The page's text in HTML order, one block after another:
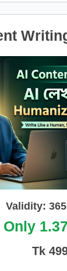
Writing
Validity:
Only
Tk